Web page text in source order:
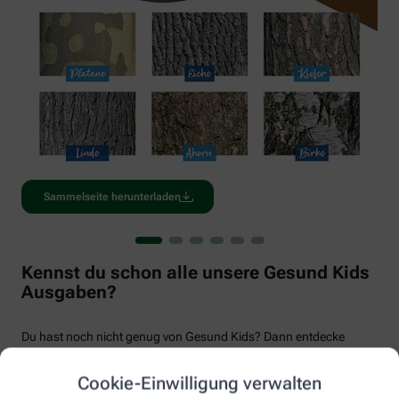
Cookie-Einwilligung verwalten
Sammelseite herunterladen
Kennst du schon alle unsere Gesund Kids
Ausgaben?
Du hast noch nicht genug von Gesund Kids? Dann entdecke
und Gesundheit.